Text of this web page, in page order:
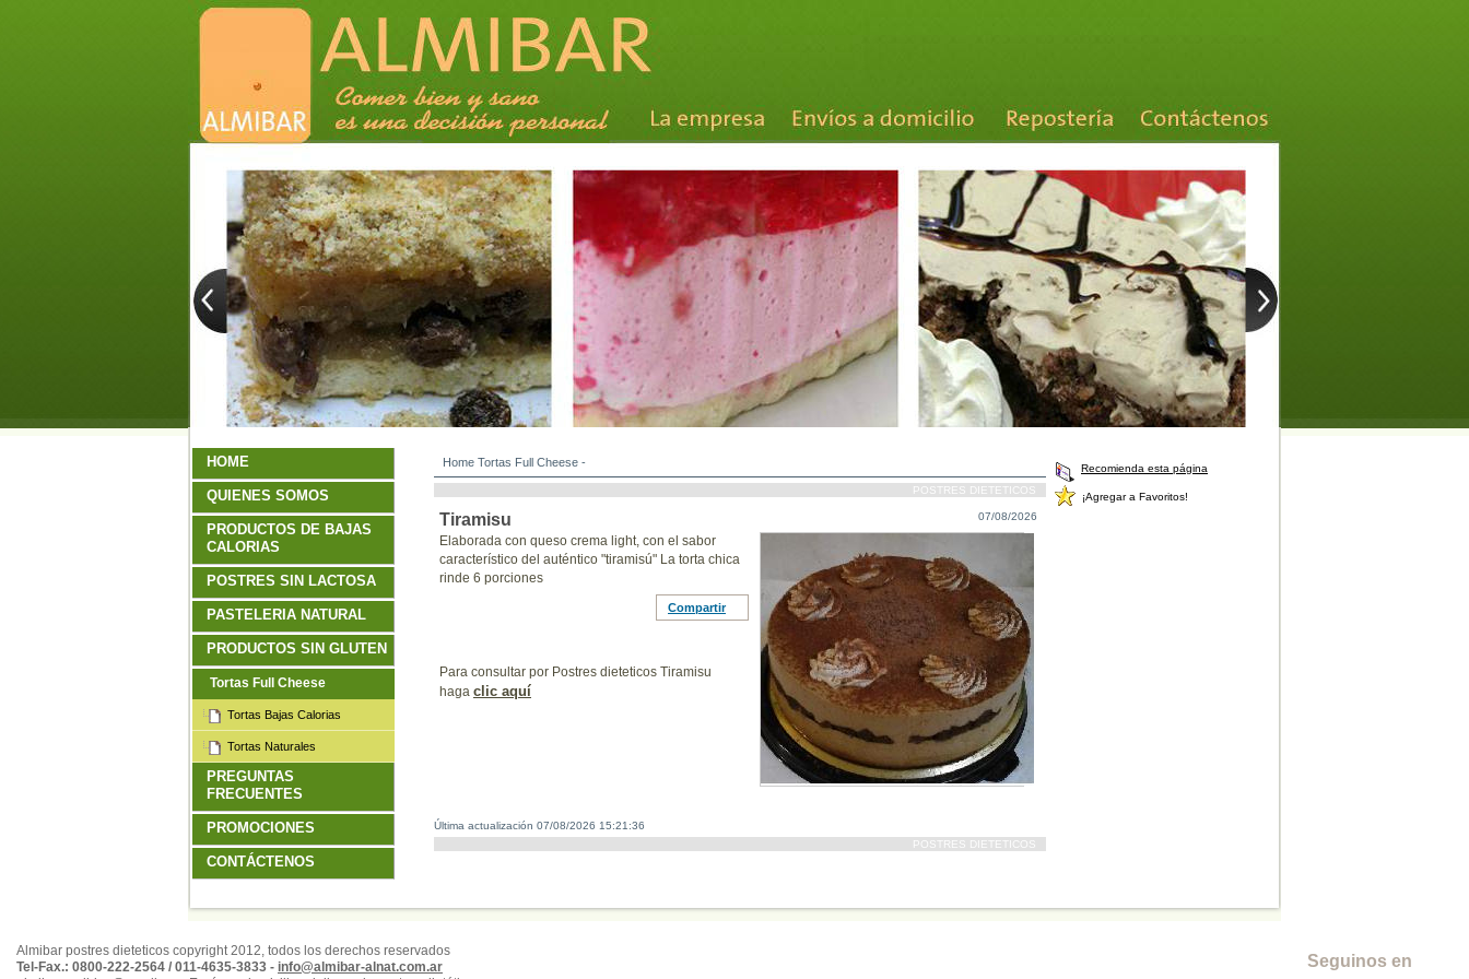
Home Tortas Full Cheese -
POSTRES DIETETICOS
Tiramisu 07/08/2026
Elaborada con queso crema light, con el sabor
característico del auténtico "tiramisú" La torta chica
rinde 6 porciones
Compartir
Para consultar por Postres dieteticos Tiramisu
haga clic aquí
Última actualización 07/08/2026 15:21:36
POSTRES DIETETICOS
Recomienda esta página
¡Agregar a Favoritos!
HOME
QUIENES SOMOS
PRODUCTOS DE BAJAS
CALORIAS
POSTRES SIN LACTOSA
PASTELERIA NATURAL
PRODUCTOS SIN GLUTEN
Tortas Full Cheese
Tortas Bajas Calorias
Tortas Naturales
PREGUNTAS
FRECUENTES
PROMOCIONES
CONTÁCTENOS
Almibar postres dieteticos copyright 2012, todos los derechos reservados
Tel-Fax.: 0800-222-2564 / 011-4635-3833 - info@almibar-alnat.com.ar
Seguinos en